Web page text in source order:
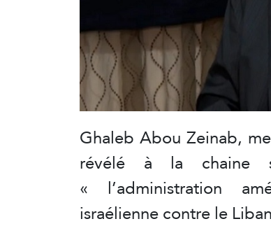
Ghaleb Abou Zeinab,
révélé à la chaine
« l’administration
israélienne contre le